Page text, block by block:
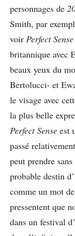
personnages de
Smith, par
voir Perfect Sense
britannique avec
beaux yeux du
Bertolucci- et
le visage avec
la plus belle
Perfect Sense est
passé
peut prendre
probable destin
comme un mot
pressentent que
dans un festival